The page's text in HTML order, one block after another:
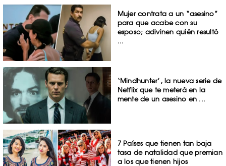
Mujer contrata a un “asesino”
para que acabe con su
esposo; adivinen quién resultó
...
‘Mindhunter’, la nueva serie de
Netflix que te meterá en la
mente de un asesino en ...
7 Países que tienen tan baja
tasa de natalidad que premian
a los que tienen hijos